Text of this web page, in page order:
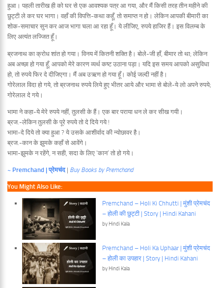
हुआ। पहली तारीख ही को घर से एक आवश्यक पत्र आ गया, और मैं किसी तरह तीन महीने की
छुट्टी ले कर घर भागा। वहाँ की विपत्ति-कथा कहूँ, तो समाप्त न हो। लेकिन आपकी बीमारी का
शोक-समाचार सुन कर आज भागा चला आ रहा हूँ। ये लीजिए, रुपये हाजिर हैं। इस विलम्ब के
लिए अत्यंत लज्जित हूँ।
ब्रजनाथ का क्रोध शांत हो गया। विनय में कितनी शक्ति है। बोले-जी हाँ, बीमार तो था; लेकिन
अब अच्छा हो गया हूँ, आपको मेरे कारण व्यर्थ कष्ट उठाना पड़ा। यदि इस समय आपको असुविधा
हो, तो रुपये फिर दे दीजिएगा। मैं अब उऋण हो गया हूँ। कोई जल्दी नहीं है।
गोरेलाल विदा हो गये, तो ब्रजनाथ रुपये लिये हुए भीतर आये और भामा से बोले-ये लो अपने रुपये;
गोरेलाल दे गये।
भामा ने कहा-ये मेरे रुपये नहीं, तुलसी के हैं। एक बार पराया धन ले कर सीख गयी।
ब्रज.-लेकिन तुलसी के पूरे रुपये तो दे दिये गये !
भामा-दे दिये तो क्या हुआ ? ये उसके आशीर्वाद की न्योछावर है।
ब्रज.-कान के झुमके कहाँ से आवेंगे।
भामा-झुमके न रहेंगे, न सही, सदा के लिए ‘कान’ तो हो गये।
~ Premchand | प्रेमचंद| Buy Books by Premchand
You Might Also Like:
Premchand – Holi Ki Chhutti | मुंशी प्रेमचंद
– होली की छुट्टी | Story | Hindi Kahani
by Hindi Kala
Premchand – Holi Ka Uphaar | मुंशी प्रेमचंद
– होली का उपहार | Story | Hindi Kahani
by Hindi Kala